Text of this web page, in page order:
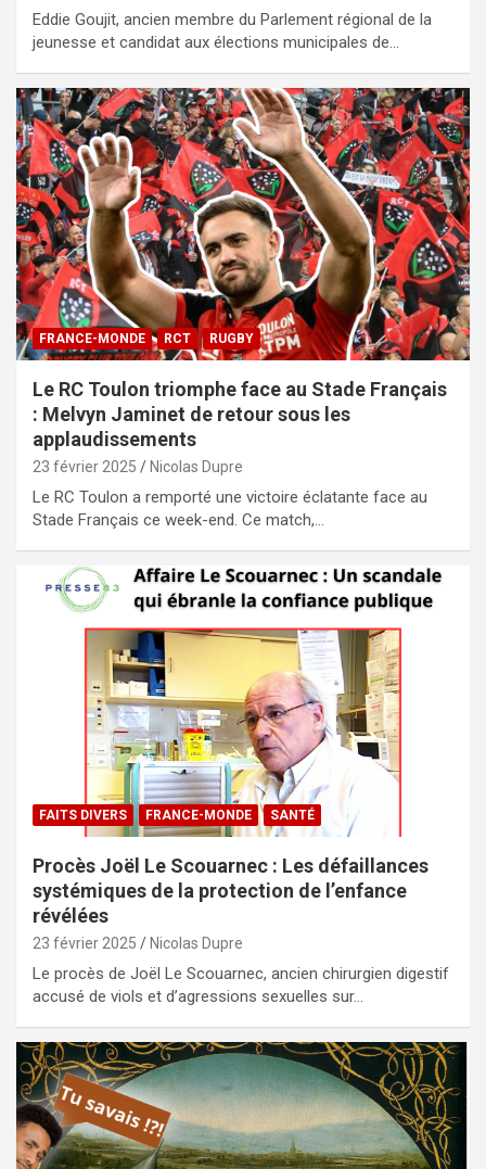
Eddie Goujit, ancien membre du Parlement régional de la
jeunesse et candidat aux élections municipales de…
FRANCE-MONDE RCT RUGBY
Le RC Toulon triomphe face au Stade Français
: Melvyn Jaminet de retour sous les
applaudissements
23 février 2025 Nicolas Dupre
Le RC Toulon a remporté une victoire éclatante face au
Stade Français ce week-end. Ce match,…
FAITS DIVERS FRANCE-MONDE SANTÉ
Procès Joël Le Scouarnec : Les défaillances
systémiques de la protection de l’enfance
révélées
23 février 2025 Nicolas Dupre
Le procès de Joël Le Scouarnec, ancien chirurgien digestif
accusé de viols et d’agressions sexuelles sur…